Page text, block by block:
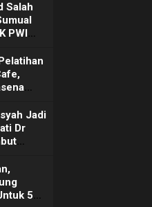
Salah
PWI
Jadi
Dr
50